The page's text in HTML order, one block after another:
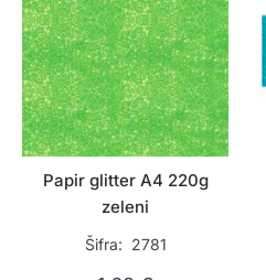
Papir glitter A4 220g
zeleni
Šifra: 2781